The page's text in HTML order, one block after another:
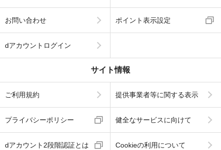
お問い合わせ ポイント表示設定
dアカウントログイン
サイト情報
ご利用規約 提供事業者等に関する表示
プライバシーポリシー 健全なサービスに向けて
dアカウント2段階認証とは Cookieの利用について